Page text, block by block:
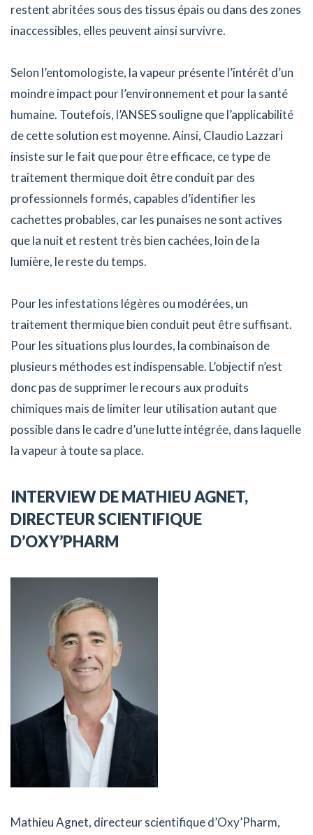
restent abritées sous des tissus épais ou dans des zones
inaccessibles, elles peuvent ainsi survivre.
Selon l’entomologiste, la vapeur présente l’intérêt d’un
moindre impact pour l’environnement et pour la santé
humaine. Toutefois, l’ANSES souligne que l’applicabilité
de cette solution est moyenne. Ainsi, Claudio Lazzari
insiste sur le fait que pour être efficace, ce type de
traitement thermique doit être conduit par des
professionnels formés, capables d’identifier les
cachettes probables, car les punaises ne sont actives
que la nuit et restent très bien cachées, loin de la
lumière, le reste du temps.
Pour les infestations légères ou modérées, un
traitement thermique bien conduit peut être suffisant.
Pour les situations plus lourdes, la combinaison de
plusieurs méthodes est indispensable. L’objectif n’est
donc pas de supprimer le recours aux produits
chimiques mais de limiter leur utilisation autant que
possible dans le cadre d’une lutte intégrée, dans laquelle
la vapeur à toute sa place.
INTERVIEW DE MATHIEU AGNET,
DIRECTEUR SCIENTIFIQUE
D’OXY’PHARM
Mathieu Agnet, directeur scientifique d’Oxy’Pharm,